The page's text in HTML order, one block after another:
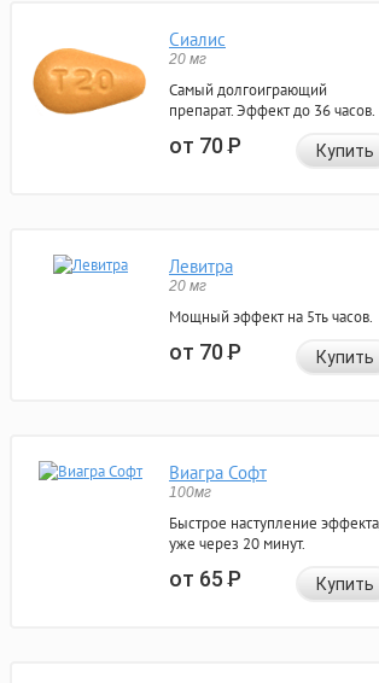
Сиалис
20 мг
Самый долгоиграющий
препарат. Эффект до 36 часов.
от 70Р Купить
Левитра
20 мг
Мощный эффект на 5ть часов.
от 70Р Купить
Виагра Софт
100мг
Быстрое наступление
уже через 20 минут.
от 65Р Купить